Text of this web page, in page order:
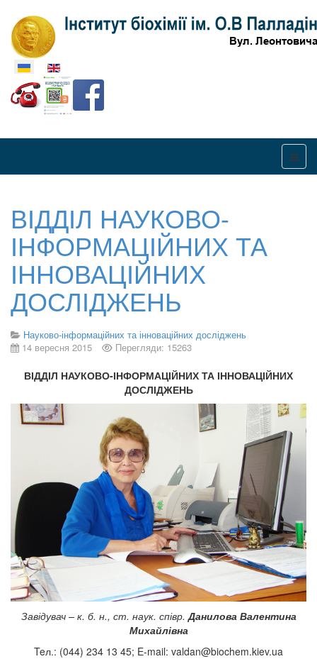
Оберіть свою мову
ВІДДІЛ НАУКОВО-
ІНФОРМАЦІЙНИХ ТА
ІННОВАЦІЙНИХ
ДОСЛІДЖЕНЬ
Науково-інформаційних та інноваційних досліджень
14 вересня 2015
Перегляди: 15263
ВІДДІЛ НАУКОВО-ІНФОРМАЦІЙНИХ ТА ІННОВАЦІЙНИХ
ДОСЛІДЖЕНЬ
Завідувач – к. б. н., ст. наук. співр. Данилова Валентина
Михайлівна
Teл.: (044) 234 13 45; E-mail: valdan@biochem.kiev.ua